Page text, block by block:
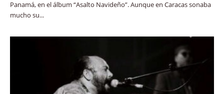
Panamá, en el álbum “Asalto Navideño”. Aunque en Caracas sonaba
mucho su...